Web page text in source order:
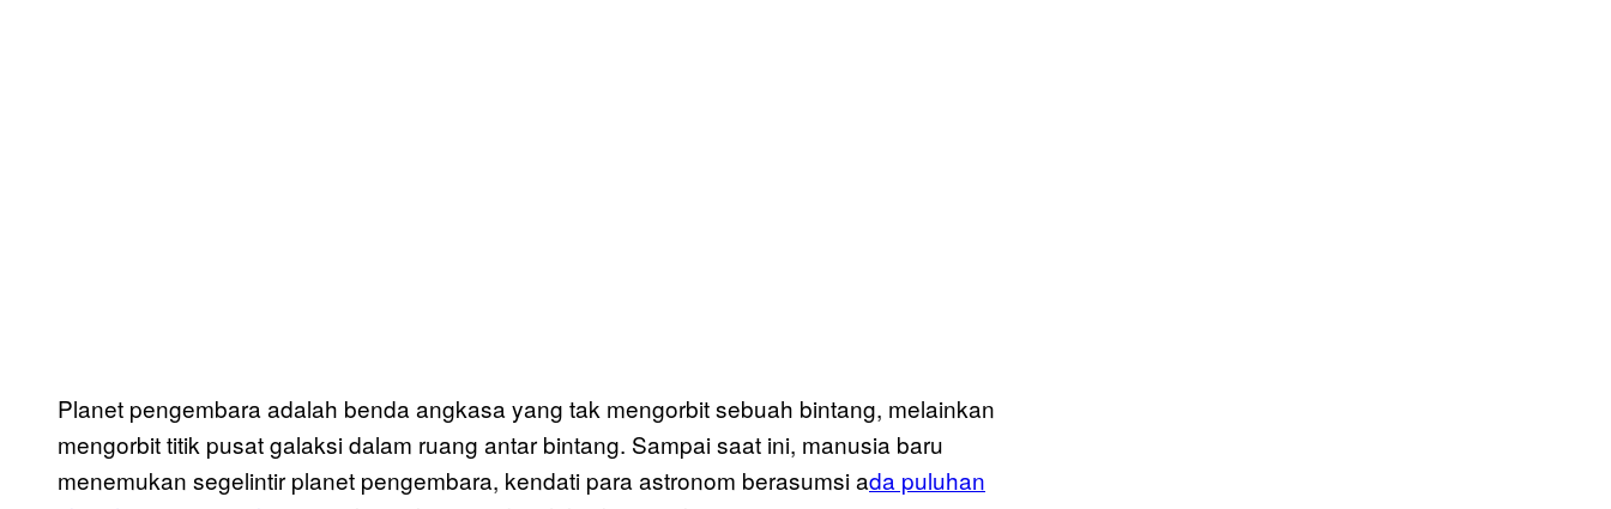
Planet pengembara adalah benda angkasa yang tak mengorbit sebuah bintang, melainkan
mengorbit titik pusat galaksi dalam ruang antar bintang. Sampai saat ini, manusia baru
menemukan segelintir planet pengembara, kendati para astronom berasumsi ada puluhan